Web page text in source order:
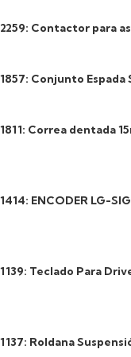
2259: Contactor para
1857: Conjunto Espada
1811: Correa dentada
1414: ENCODER LG-
1139: Teclado Para
1137: Roldana